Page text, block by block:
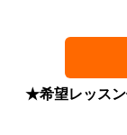
★希望レッスン